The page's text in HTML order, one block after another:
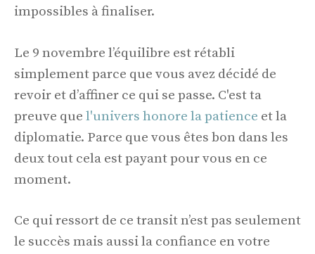
impossibles à finaliser.
Le 9 novembre l’équilibre est rétabli
simplement parce que vous avez décidé de
revoir et d’affiner ce qui se passe. C'est ta
preuve que l'univers honore la patience et la
diplomatie. Parce que vous êtes bon dans les
deux tout cela est payant pour vous en ce
moment.
Ce qui ressort de ce transit n’est pas seulement
le succès mais aussi la confiance en votre